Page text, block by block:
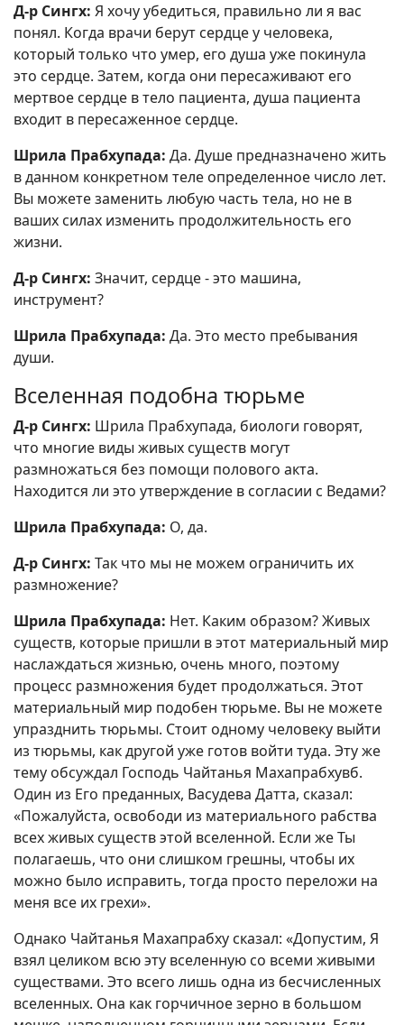
Д-р Сингх: Я хочу убедиться, правильно ли я вас
понял. Когда врачи берут сердце у человека,
который только что умер, его душа уже покинула
это сердце. Затем, когда они пересаживают его
мертвое сердце в тело пациента, душа пациента
входит в пересаженное сердце.
Шрила Прабхупада: Да. Душе предназначено жить
в данном конкретном теле определенное число лет.
Вы можете заменить любую часть тела, но не в
ваших силах изменить продолжительность его
жизни.
Д-р Сингх: Значит, сердце - это машина,
инструмент?
Шрила Прабхупада: Да. Это место пребывания
души.
Вселенная подобна тюрьме
Д-р Сингх: Шрила Прабхупада, биологи говорят,
что многие виды живых существ могут
размножаться без помощи полового акта.
Находится ли это утверждение в согласии с Ведами?
Шрила Прабхупада: О, да.
Д-р Сингх: Так что мы не можем ограничить их
размножение?
Шрила Прабхупада: Нет. Каким образом? Живых
существ, которые пришли в этот материальный мир
наслаждаться жизнью, очень много, поэтому
процесс размножения будет продолжаться. Этот
материальный мир подобен тюрьме. Вы не можете
упразднить тюрьмы. Стоит одному человеку выйти
из тюрьмы, как другой уже готов войти туда. Эту же
тему обсуждал Господь Чайтанья Махапрабхувб.
Один из Его преданных, Васудева Датта, сказал:
«Пожалуйста, освободи из материального рабства
всех живых существ этой вселенной. Если же Ты
полагаешь, что они слишком грешны, чтобы их
можно было исправить, тогда просто переложи на
меня все их грехи».
Однако Чайтанья Махапрабху сказал: «Допустим, Я
взял целиком всю эту вселенную со всеми живыми
существами. Это всего лишь одна из бесчисленных
вселенных. Она как горчичное зерно в большом